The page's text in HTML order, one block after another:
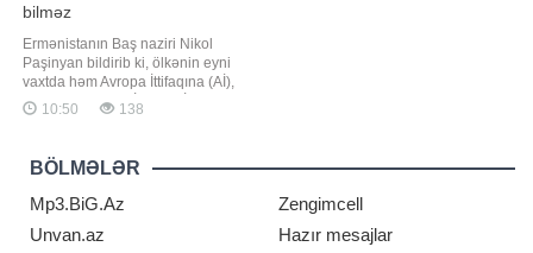
bilməz
Ermənistanın Baş naziri Nikol
Paşinyan bildirib ki, ölkənin eyni
vaxtda həm Avropa İttifaqına (Aİ),
həm də Avrasiya İqtisadi İttifaqına
(Aİİ) üzv olması mümkün deyil.
Ermənistanın Aİ-yə üzvlüyə tam
hazır olmasının ölkənin avtomatik
şəkildə quruma qəbul ediləcəyi
anlamın
10:50 138
BÖLMƏLƏR
Mp3.BiG.Az
Zengimcell
Unvan.az
Hazır mesajlar